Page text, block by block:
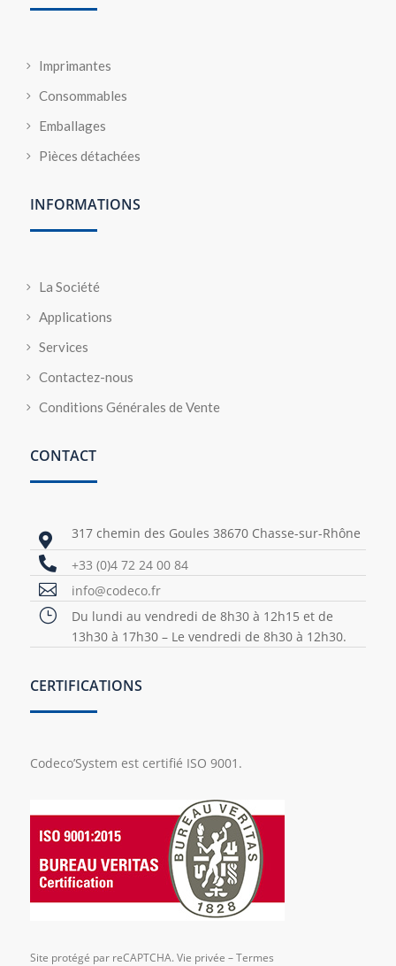
Imprimantes
Consommables
Emballages
Pièces détachées
INFORMATIONS
La Société
Applications
Services
Contactez-nous
Conditions Générales de Vente
CONTACT
 317 chemin des Goules 38670 Chasse-sur-Rhône
 +33 (0)4 72 24 00 84
 info@codeco.fr
}
Du lundi au vendredi de 8h30 à 12h15 et de
13h30 à 17h30 – Le vendredi de 8h30 à 12h30.
CERTIFICATIONS
Codeco’System est certifié ISO 9001.
Site protégé par reCAPTCHA. Vie privée –Termes